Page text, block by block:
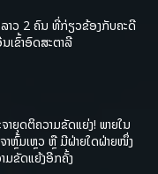
າວ 2 ຄົນ ທີ່ກ່ຽວຂ້ອງກັບຄະດີ
ເຂົ້າອົດສະຕາລີ
າຍຸດຕິຄວາມຂັດແຍ່ງ! ພາຍໃນ
າຫຼົ້ມເຫຼວ ຫຼື ມີຝ່າຍໃດຝ່າຍໜຶ່ງ
ມຂັດແຍ້ງອີກຄັ້ງ